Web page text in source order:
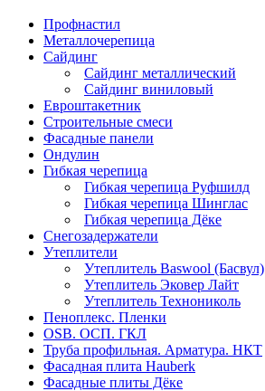
Профнастил
Металлочерепица
Сайдинг
Сайдинг металлический
Сайдинг виниловый
Евроштакетник
Строительные смеси
Фасадные панели
Ондулин
Гибкая черепица
Гибкая черепица Руфшилд
Гибкая черепица Шинглас
Гибкая черепица Дёке
Снегозадержатели
Утеплители
Утеплитель Baswool (Басвул)
Утеплитель Эковер Лайт
Утеплитель Технониколь
Пеноплекс. Пленки
OSB. ОСП. ГКЛ
Труба профильная. Арматура. НКТ
Фасадная плита Hauberk
Фасадные плиты Дёке